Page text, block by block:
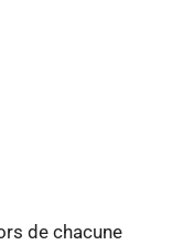
de chacune